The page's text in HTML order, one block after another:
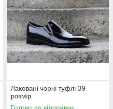
Лаковані чорні туфлі 39
розмір